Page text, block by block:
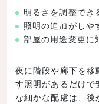
明るさを調整でき
照明の追加がしや
部屋の用途変更に
夜に階段や廊下を移
す照明があるだけで
な細かな配慮は、